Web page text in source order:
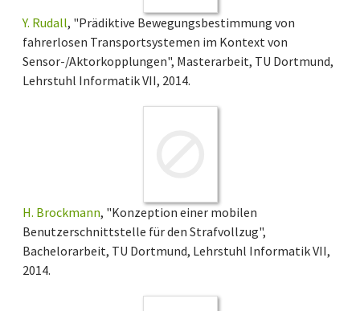
Y. Rudall, "Prädiktive Bewegungsbestimmung von
fahrerlosen Transportsystemen im Kontext von
Sensor-/Aktorkopplungen", Masterarbeit, TU Dortmund,
Lehrstuhl Informatik VII, 2014.
H. Brockmann, "Konzeption einer mobilen
Benutzerschnittstelle für den Strafvollzug",
Bachelorarbeit, TU Dortmund, Lehrstuhl Informatik VII,
2014.